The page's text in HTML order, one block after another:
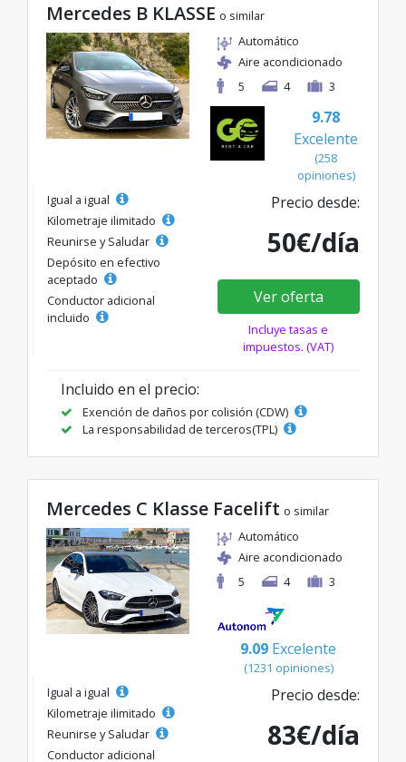
Mercedes B KLASSE o similar
Automático
Aire acondicionado
5
4 3
9.78
Excelente
(258
opiniones)
Igual a igual
Kilometraje ilimitado
Reunirse y Saludar
Depósito en efectivo
aceptado
Conductor adicional
incluido
Precio desde:
50€/día
Ver oferta
Incluye tasas e
impuestos. (VAT)
Incluido en el precio:
Exención de daños por colisión (CDW)
La responsabilidad de terceros(TPL)
Mercedes C Klasse Facelift o similar
Automático
Aire acondicionado
5
4 3
9.09 Excelente
(1231 opiniones)
Igual a igual
Kilometraje ilimitado
Reunirse y Saludar
Conductor adicional
Precio desde:
83€/día